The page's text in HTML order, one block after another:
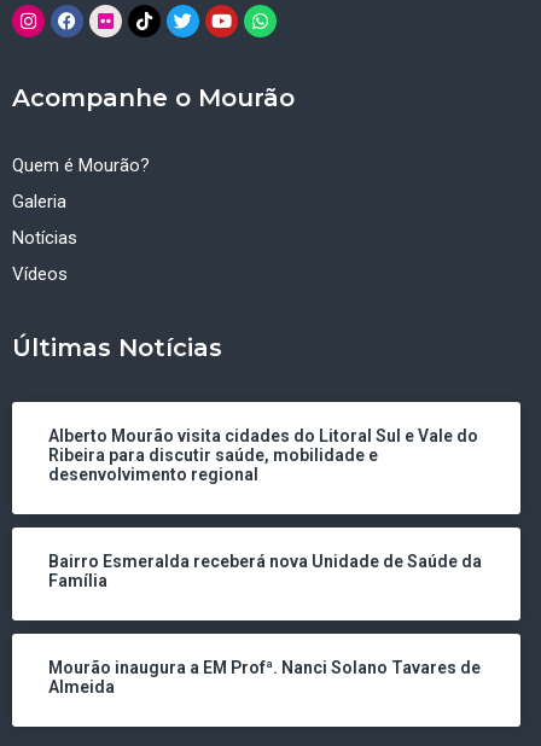
Acompanhe o Mourão
Quem é Mourão?
Galeria
Notícias
Vídeos
Últimas Notícias
Alberto Mourão visita cidades do Litoral Sul e Vale do
Ribeira para discutir saúde, mobilidade e
desenvolvimento regional
Bairro Esmeralda receberá nova Unidade de Saúde da
Família
Mourão inaugura a EM Profª. Nanci Solano Tavares de
Almeida